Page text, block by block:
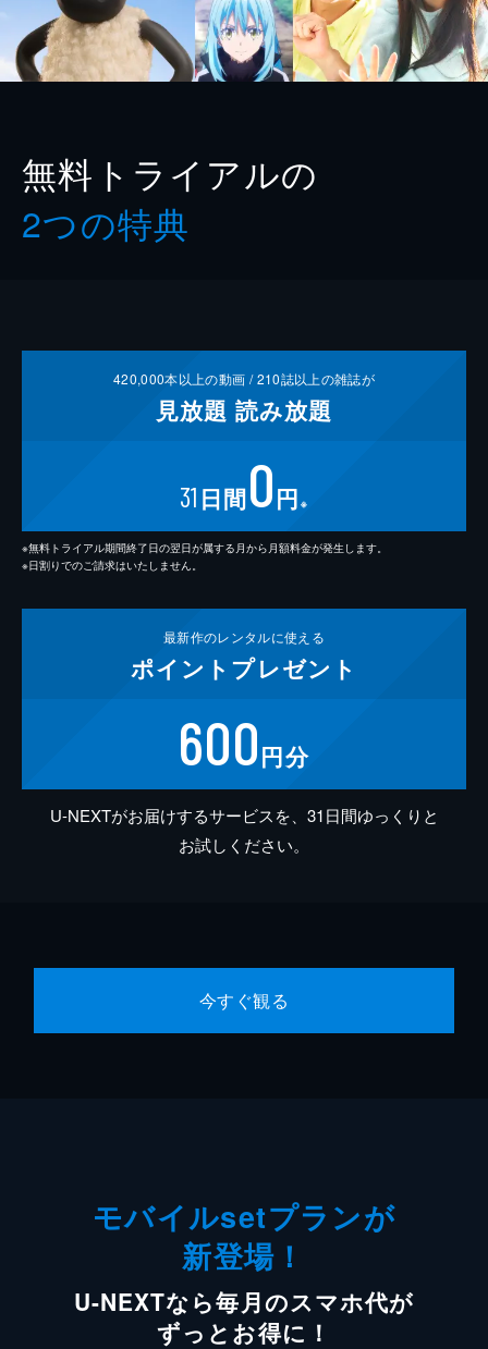
無料トライアルの
2つの特典
420,000本以上の動画 /210誌以上の雑誌が
見放題 読み放題
31 日間0円 ※
※無料トライアル期間終了日の翌日が属する月から月額料金が発生します。
※日割りでのご請求はいたしません。
最新作のレンタルに使える
ポイント プレゼント
600円分
U-NEXTがお届けするサービスを、31日間ゆっくりと
お試しください。
今すぐ観る
モバイルsetプランが
新登場！
U-NEXTなら毎月のスマホ代が
ずっとお得に！